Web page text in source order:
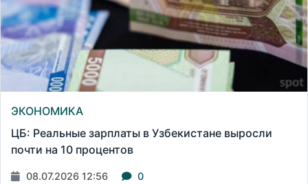
ЭКОНОМИКА
ЦБ: Реальные зарплаты в Узбекистане выросли
почти на 10 процентов
08.07.2026 12:56 0